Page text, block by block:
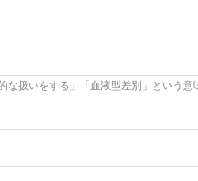
な扱いをする」「血液型差別」という